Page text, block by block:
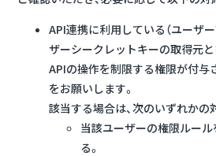
API連携に利用している（ユーザ
ザーシークレットキーの取得元と
APIの操作を制限する権限が付与
をお願いします。
該当する場合は、次のいずれかの
当該ユーザーの権限ルー
る。